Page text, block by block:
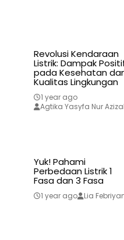
Revolusi Kendaraan
Listrik: Dampak
pada Kesehatan
Kualitas Lingkungan
1 year ago
Agtika Yasyfa Nur
Yuk! Pahami
Perbedaan Listrik 1
Fasa dan 3 Fasa
1 year ago Lia